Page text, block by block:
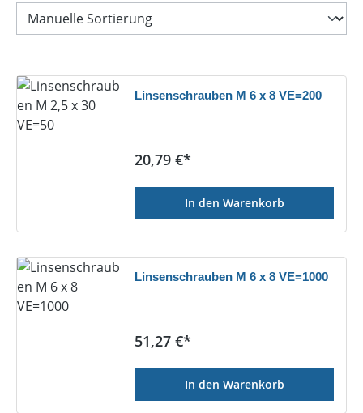
Linsenschrauben M 6 x 8 VE=200
Regulärer Preis:
20,79 €*
In den Warenkorb
Linsenschrauben M 6 x 8 VE=1000
Regulärer Preis:
51,27 €*
In den Warenkorb